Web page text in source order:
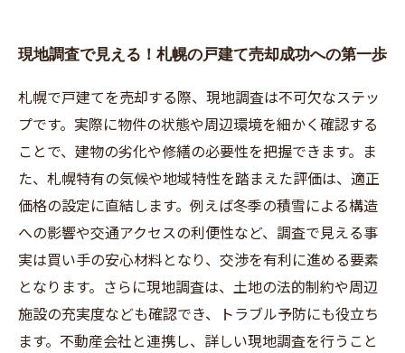
現地調査で見える！札幌の戸建て売却成功への第一歩
札幌で戸建てを売却する際、現地調査は不可欠なステッ
プです。実際に物件の状態や周辺環境を細かく確認する
ことで、建物の劣化や修繕の必要性を把握できます。ま
た、札幌特有の気候や地域特性を踏まえた評価は、適正
価格の設定に直結します。例えば冬季の積雪による構造
への影響や交通アクセスの利便性など、調査で見える事
実は買い手の安心材料となり、交渉を有利に進める要素
となります。さらに現地調査は、土地の法的制約や周辺
施設の充実度なども確認でき、トラブル予防にも役立ち
ます。不動産会社と連携し、詳しい現地調査を行うこと